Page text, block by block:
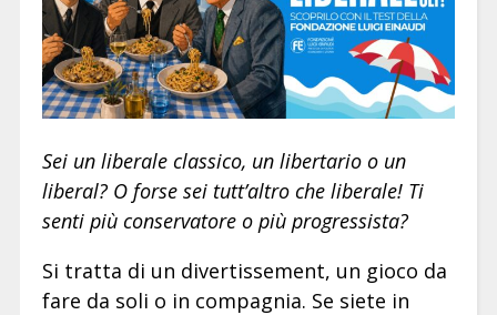
Sei un liberale classico, un libertario o un
liberal? O forse sei tutt’altro che liberale! Ti
senti più conservatore o più progressista?
Si tratta di un divertissement, un gioco da
fare da soli o in compagnia. Se siete in